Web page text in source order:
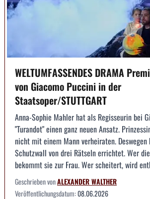
WELTUMFASSENDES DRAMA
von Giacomo Puccini in der
Staatsoper/STUTTGART
Anna-Sophie Mahler hat als Regisseurin bei
"Turandot" einen ganz neuen Ansatz.
nicht mit einem Mann verheiraten.
Schutzwall von drei Rätseln errichtet. Wer
bekommt sie zur Frau. Wer scheitert, wird
Geschrieben vonALEXANDER WALTHER
Veröffentlichungsdatum:08.06.2026